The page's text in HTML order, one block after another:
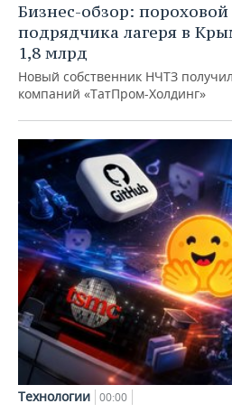
Бизнес-обзор: пороховой
подрядчика лагеря в
1,8 млрд
Новый собственник НЧТЗ
компаний «ТатПром-Холдинг»
Технологии 00:00